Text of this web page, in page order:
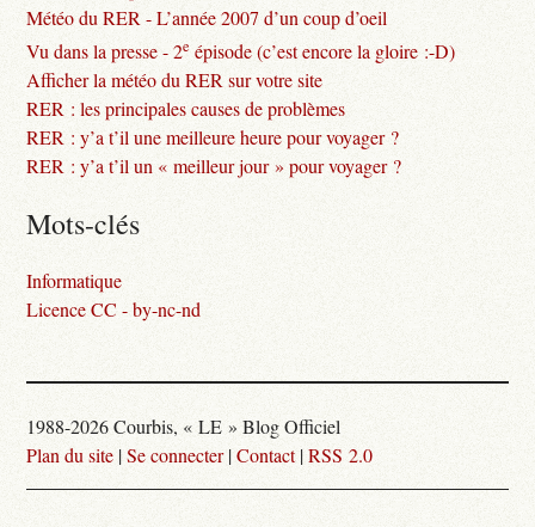
Météo du RER - L’année 2007 d’un coup d’oeil
Vu dans la presse - 2e épisode (c’est encore la gloire :-D)
Afficher la météo du RER sur votre site
RER : les principales causes de problèmes
RER : y’a t’il une meilleure heure pour voyager ?
RER : y’a t’il un « meilleur jour » pour voyager ?
Mots-clés
Informatique
Licence CC - by-nc-nd
1988-2026 Courbis, « LE » Blog Officiel
Plan du site |Se connecter|Contact|RSS 2.0